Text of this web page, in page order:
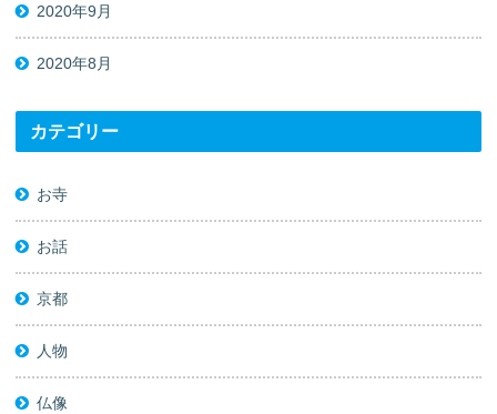
2020年9月
2020年8月
カテゴリー
お寺
お話
京都
人物
仏像